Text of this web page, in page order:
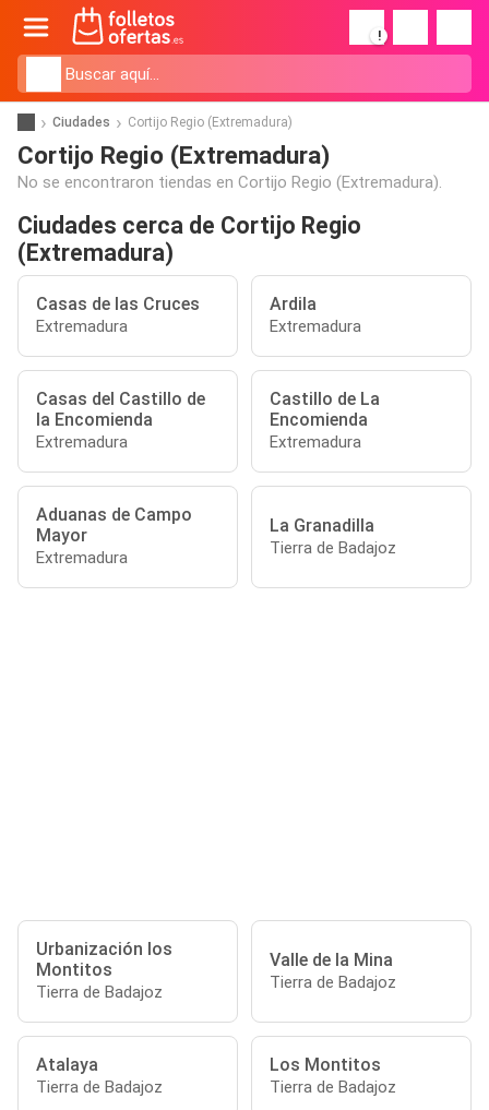
!
Ciudades Cortijo Regio (Extremadura)
Cortijo Regio (Extremadura)
No se encontraron tiendas en Cortijo Regio (Extremadura).
Ciudades cerca de Cortijo Regio
(Extremadura)
Casas de las Cruces
Extremadura
Ardila
Extremadura
Casas del Castillo de
la Encomienda
Extremadura
Castillo de La
Encomienda
Extremadura
Aduanas de Campo
Mayor
Extremadura
La Granadilla
Tierra de Badajoz
Urbanización los
Montitos
Tierra de Badajoz
Valle de la Mina
Tierra de Badajoz
Atalaya
Tierra de Badajoz
Los Montitos
Tierra de Badajoz